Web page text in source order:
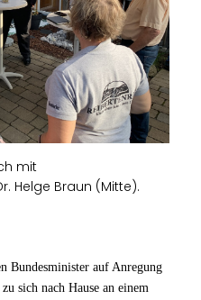
mit
Helge Braun (Mitte).
Bundesminister auf Anregung
sich nach Hause an einem